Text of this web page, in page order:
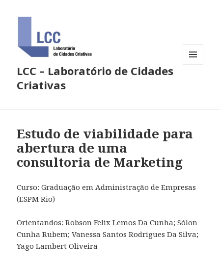
LCC – Laboratório de Cidades
Criativas
Estudo de viabilidade para
abertura de uma
consultoria de Marketing
Curso: Graduação em Administração de Empresas
(ESPM Rio)
Orientandos: Robson Felix Lemos Da Cunha; Sólon
Cunha Rubem; Vanessa Santos Rodrigues Da Silva;
Yago Lambert Oliveira